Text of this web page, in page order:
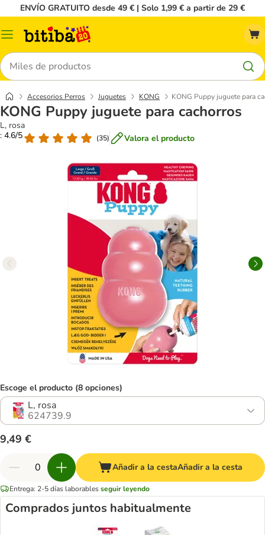
ENVÍO GRATUITO desde 49 € | Solo 1,99 € a partir de 29 €
Menú
Buscar
Accesorios Perros Juguetes KONG KONG Puppy juguete para
KONG Puppy juguete para cachorros
L, rosa
: 4.6/5
(35) Valora el producto
Escoge el producto (8 opciones)
L, rosa
624739.9
9,49 €
Añadir a la cestaAñadir a la cesta
Entrega: 2-5 días laborablesseguir leyendo
Comprados juntos habitualmente